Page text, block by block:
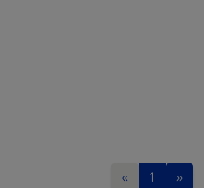
« 1 »